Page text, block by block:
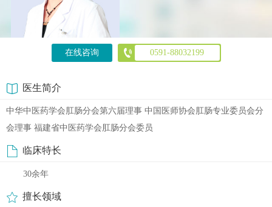
在线咨询 0591-88032199
医生简介
中华中医药学会肛肠分会第六届理事 中国医师协会肛肠专业委员会分
会理事 福建省中医药学会肛肠分会委员
临床特长
30余年
擅长领域